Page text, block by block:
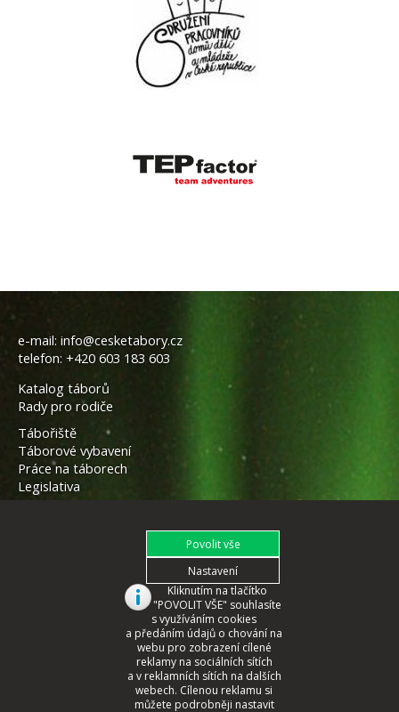
e-mail: info@cesketabory.cz
telefon: +420 603 183 603
Katalog táborů
Rady pro rodiče
Tábořiště
Táborové vybavení
Práce na táborech
Legislativa
Kliknutím na tlačítko
"POVOLIT VŠE" souhlasíte
s využíváním cookies
a předáním údajů o chování na
webu pro zobrazení cílené
reklamy na sociálních sítích
a v reklamních sítích na dalších
webech. Cílenou reklamu si
můžete podrobněji nastavit